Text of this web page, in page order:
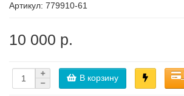
Артикул: 779910-61
10 000 р.
В корзину